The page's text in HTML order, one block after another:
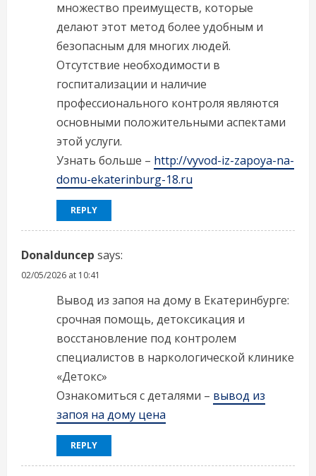
множество преимуществ, которые
делают этот метод более удобным и
безопасным для многих людей.
Отсутствие необходимости в
госпитализации и наличие
профессионального контроля являются
основными положительными аспектами
этой услуги.
Узнать больше – http://vyvod-iz-zapoya-na-
domu-ekaterinburg-18.ru
REPLY
Donalduncep says:
02/05/2026 at 10:41
Вывод из запоя на дому в Екатеринбурге:
срочная помощь, детоксикация и
восстановление под контролем
специалистов в наркологической клинике
«Детокс»
Ознакомиться с деталями – вывод из
запоя на дому цена
REPLY